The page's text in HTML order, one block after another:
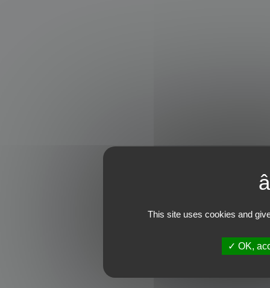
This site uses cookies and
OK,